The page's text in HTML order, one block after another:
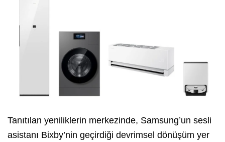
Tanıtılan yeniliklerin merkezinde, Samsung’un sesli
asistanı Bixby’nin geçirdiği devrimsel dönüşüm yer